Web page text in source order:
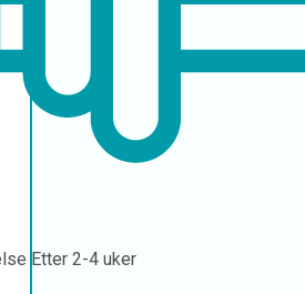
Etter 2-4 uker